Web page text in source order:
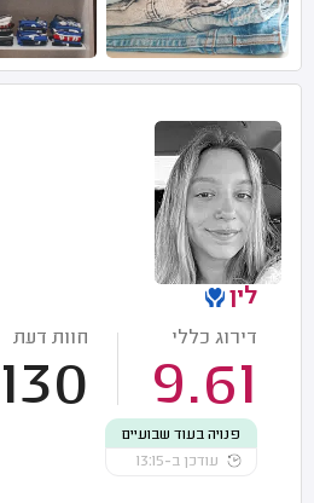
לין
דירוג כללי
9.61
חוות דעת
130
פנויה בעוד שבועיים
עודכן ב-13:15